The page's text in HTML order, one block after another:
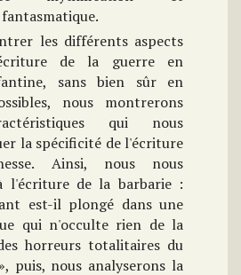
les différents aspects
de la guerre en
sans bien sûr en
nous montrerons
qui nous
la spécificité de l'écriture
Ainsi, nous nous
l'écriture de la barbarie :
est-il plongé dans une
qui n'occulte rien de la
horreurs totalitaires du
», puis, nous analyserons la